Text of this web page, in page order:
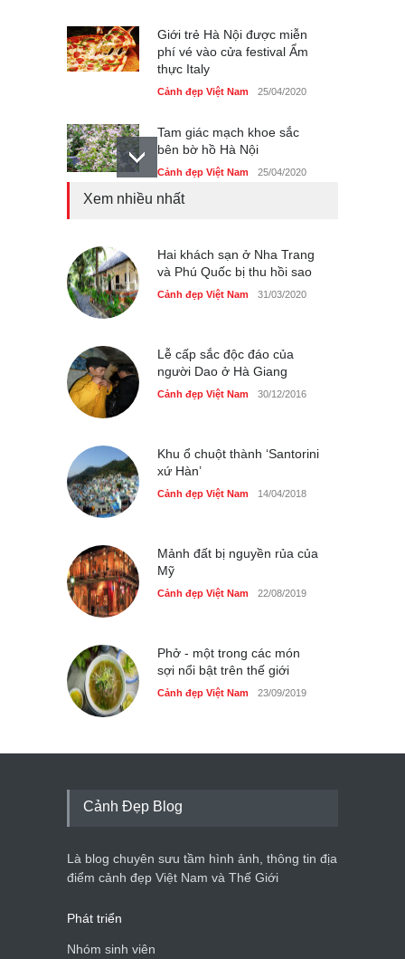
Giới trẻ Hà Nội được miễn
phí vé vào cửa festival Ẩm
thực Italy
Cảnh đẹp Việt Nam 25/04/2020
Tam giác mạch khoe sắc
bên bờ hồ Hà Nội
Cảnh đẹp Việt Nam 25/04/2020
Cảnh đẹp Việt Nam 24/04/2020
Những món ăn đồng quê
Xem nhiều nhất
Hai khách sạn ở Nha Trang
và Phú Quốc bị thu hồi sao
Cảnh đẹp Việt Nam 31/03/2020
Lễ cấp sắc độc đáo của
người Dao ở Hà Giang
Cảnh đẹp Việt Nam 30/12/2016
Khu ổ chuột thành ‘Santorini
xứ Hàn’
Cảnh đẹp Việt Nam 14/04/2018
Mảnh đất bị nguyền rủa của
Mỹ
Cảnh đẹp Việt Nam 22/08/2019
Phở - một trong các món
sợi nổi bật trên thế giới
Cảnh đẹp Việt Nam 23/09/2019
Cảnh Đẹp Blog
Là blog chuyên sưu tầm hình ảnh, thông tin địa
điểm cảnh đẹp Việt Nam và Thế Giới
Phát triển
Nhóm sinh viên